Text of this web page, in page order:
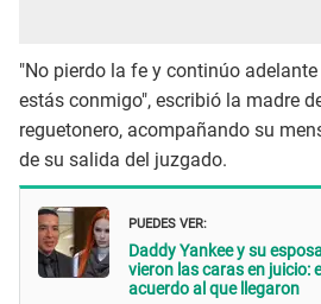
"No pierdo la fe y continúo
estás conmigo", escribió la madre
reguetonero, acompañando su
de su salida del juzgado.
PUEDES VER:
Daddy Yankee y su
vieron las caras en juicio:
acuerdo al que llegaron